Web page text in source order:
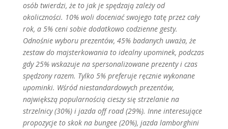
osób twierdzi, że to jak je spędzają zależy od
okoliczności. 10% woli doceniać swojego tatę przez cały
rok, a 5% ceni sobie dodatkowo codzienne gesty.
Odnośnie wyboru prezentów, 45% badanych uważa, że
zestaw do majsterkowania to idealny upominek, podczas
gdy 25% wskazuje na spersonalizowane prezenty i czas
spędzony razem. Tylko 5% preferuje ręcznie wykonane
upominki. Wśród niestandardowych prezentów,
największą popularnością cieszy się strzelanie na
strzelnicy (30%) i jazda off road (29%). Inne interesujące
propozycje to skok na bungee (20%), jazda lamborghini